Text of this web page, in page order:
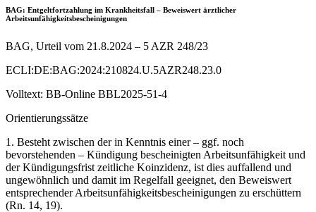
BAG: Entgeltfortzahlung im Krankheitsfall – Beweiswert ärztlicher
Arbeitsunfähigkeitsbescheinigungen
BAG, Urteil vom 21.8.2024 – 5 AZR 248/23
ECLI:DE:BAG:2024:210824.U.5AZR248.23.0
Volltext: BB-Online BBL2025-51-4
Orientierungssätze
1. Besteht zwischen der in Kenntnis einer – ggf. noch
bevorstehenden – Kündigung bescheinigten Arbeitsunfähigkeit und
der Kündigungsfrist zeitliche Koinzidenz, ist dies auffallend und
ungewöhnlich und damit im Regelfall geeignet, den Beweiswert
entsprechender Arbeitsunfähigkeitsbescheinigungen zu erschüttern
(Rn. 14, 19).